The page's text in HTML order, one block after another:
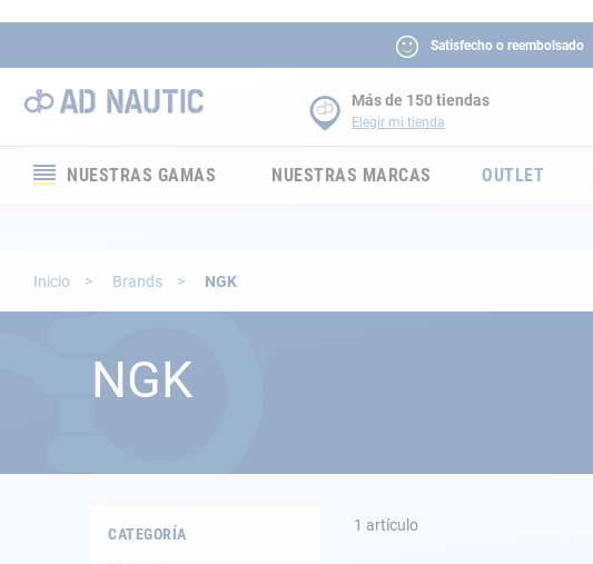
Satisfecho o reembolsado
Más de 150 tiendas
Elegir mi tienda
NUESTRAS GAMAS
Electricidad
NUESTRAS MARCAS OUTLET
Inicio Brands NGK
NGK
1 artículo
CATEGORÍA